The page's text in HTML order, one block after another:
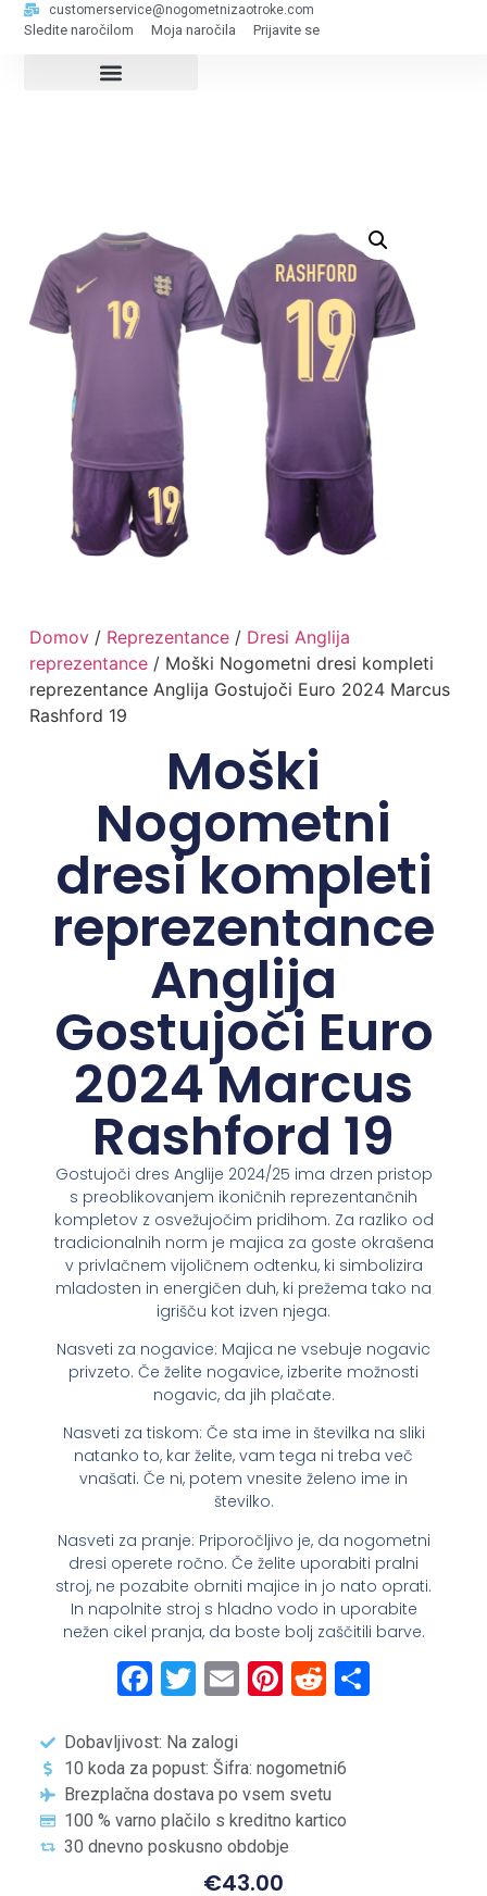
customerservice@nogometnizaotroke.com
Sledite naročilom Moja naročila Prijavite se
Domov/ Reprezentance/ Dresi Anglija
reprezentance/ Moški Nogometni dresi kompleti
reprezentance Anglija Gostujoči Euro 2024 Marcus
Rashford 19
Moški
Nogometni
dresi kompleti
reprezentance
Anglija
Gostujoči Euro
2024 Marcus
Rashford 19
Gostujoči dres Anglije 2024/25 ima drzen pristop
s preoblikovanjem ikoničnih reprezentančnih
kompletov z osvežujočim pridihom. Za razliko od
tradicionalnih norm je majica za goste okrašena
v privlačnem vijoličnem odtenku, ki simbolizira
mladosten in energičen duh, ki prežema tako na
igrišču kot izven njega.
Nasveti za nogavice: Majica ne vsebuje nogavic
privzeto. Če želite nogavice, izberite možnosti
nogavic, da jih plačate.
Nasveti za tiskom: Če sta ime in številka na sliki
natanko to, kar želite, vam tega ni treba več
vnašati. Če ni, potem vnesite želeno ime in
številko.
Nasveti za pranje: Priporočljivo je, da nogometni
dresi operete ročno. Če želite uporabiti pralni
stroj, ne pozabite obrniti majice in jo nato oprati.
In napolnite stroj s hladno vodo in uporabite
nežen cikel pranja, da boste bolj zaščitili barve.
Facebook
Twitter
EmailPinterest
Reddit
Dobavljivost: Na zalogi
10 koda za popust: Šifra: nogometni6
Brezplačna dostava po vsem svetu
100 % varno plačilo s kreditno kartico
30 dnevno poskusno obdobje
€43.00